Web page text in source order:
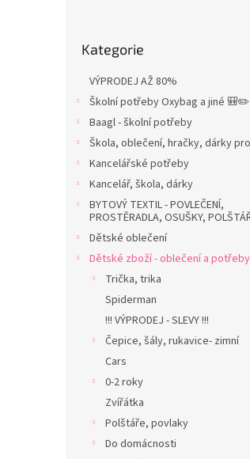
kategorie
Kategorie
VÝPRODEJ AŽ 80%
Školní potřeby Oxybag a jiné 🎒✏️
Baagl - školní potřeby
Škola, oblečení, hračky, dárky
Kancelářské potřeby
Kancelář, škola, dárky
BYTOVÝ TEXTIL - POVLEČENÍ,
PROSTĚRADLA, OSUŠKY,
Dětské oblečení
Dětské zboží - oblečení a
Trička, trika
Spiderman
!!! VÝPRODEJ - SLEVY !!!
Čepice, šály, rukavice- zimní
Cars
0-2 roky
Zvířátka
Polštáře, povlaky
Do domácnosti